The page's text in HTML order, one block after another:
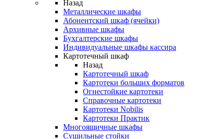
Назад
Металлические шкафы
Абонентский шкаф (ячейки)
Архивные шкафы
Бухгалтерские шкафы
Индивидуальные шкафы кассира
Картотечный шкаф
Назад
Картотечный шкаф
Картотеки больших форматов
Огнестойкие картотеки
Справочные картотеки
Картотеки Nobilis
Картотеки Практик
Многоящичные шкафы
Сушильные стойки